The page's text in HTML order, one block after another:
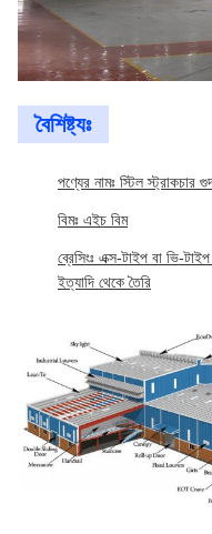
বৈশিষ্ট্যঃ
পণ্যের নামঃ স্টিল স্ট্রাকচার
বিমঃ এইচ বিম
ব্রেসিংঃ এক্স-টাইপ বা ভি-
ইত্যাদি থেকে তৈরি